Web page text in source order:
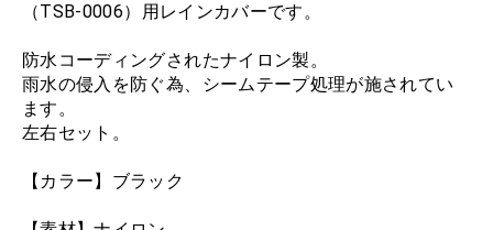
（TSB-0006）用レインカバーです。
防水コーディングされたナイロン製。
雨水の侵入を防ぐ為、シームテープ処理が施されてい
ます。
左右セット。
【カラー】ブラック